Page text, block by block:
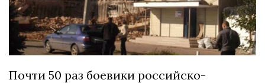
Почти 50 раз боевики российско-